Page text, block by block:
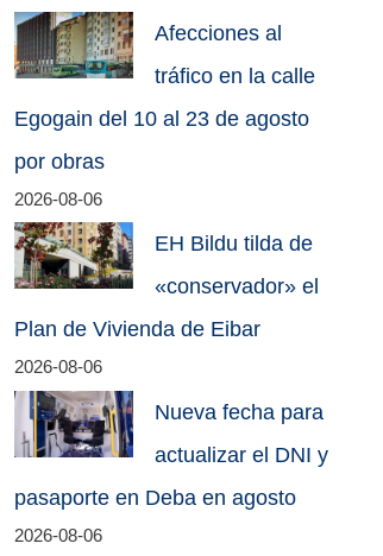
Afecciones al
tráfico en la calle
Egogain del 10 al 23 de agosto
por obras
2026-08-06
EH Bildu tilda de
«conservador» el
Plan de Vivienda de Eibar
2026-08-06
Nueva fecha para
actualizar el DNI y
pasaporte en Deba en agosto
2026-08-06